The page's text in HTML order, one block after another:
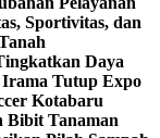
Sportivitas, dan
Daya
Tutup Expo
Kotabaru
Bibit Tanaman